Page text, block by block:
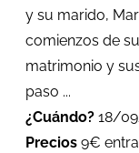
y su marido,
comienzos de
matrimonio y
paso ...
¿Cuándo? 18/
Precios 9€